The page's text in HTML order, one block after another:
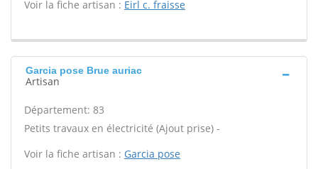
Voir la fiche artisan : Eirl c. fraisse
Garcia pose Brue auriac
Artisan
Département: 83
Petits travaux en électricité (Ajout prise) -
Voir la fiche artisan : Garcia pose